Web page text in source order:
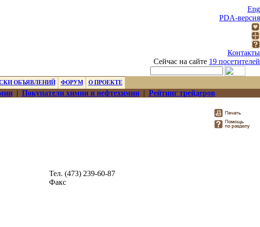
Eng
PDA-версия
Контакты
Сейчас на сайте 19 посетителей
ОБЪЯВЛЕНИЙ ФОРУМ О ПРОЕКТЕ
| Покупатели химии и нефтехимии| Рейтинг трейдеров
Тел. (473) 239-60-87
Факс